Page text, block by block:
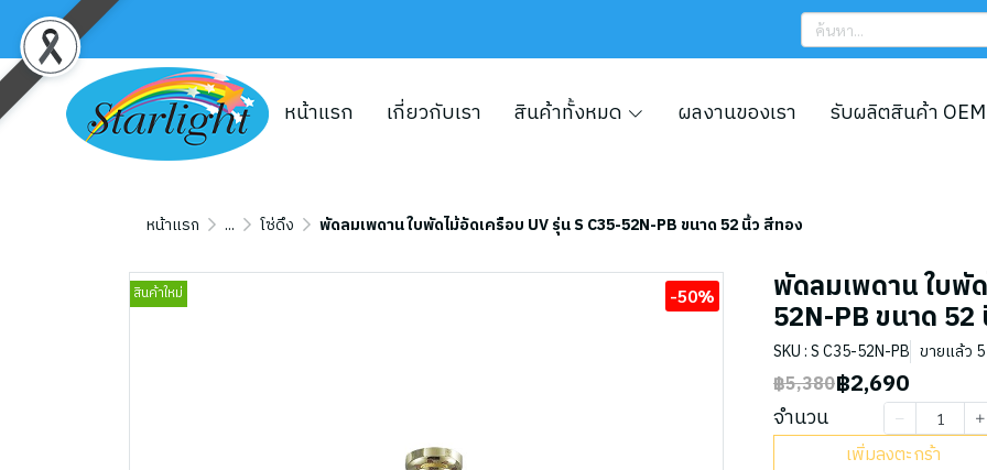
หน้าแรก เกี่ยวกับเรา สินค้าทั้งหมด ผลงานของเรา รับผลิตสินค้า OEM
หน้าแรก ... โซ่ดึง พัดลมเพดาน ใบพัดไม้อัดเครือบ UV รุ่น S C35-52N-PB ขนาด 52 นิ้ว สีทอง
สินค้าใหม่ -50% พัดลมเพดาน ใบพั
52N-PB ขนาด
SKU : S C35-52N-PB ขายแล้ว
฿5,380฿2,690
จำนวน
เพิ่มลงตะกร้า